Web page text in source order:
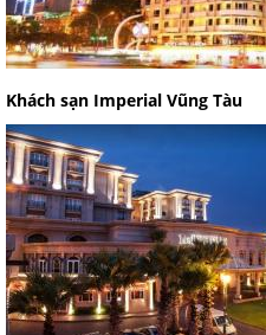
Khách sạn Imperial Vũng Tàu